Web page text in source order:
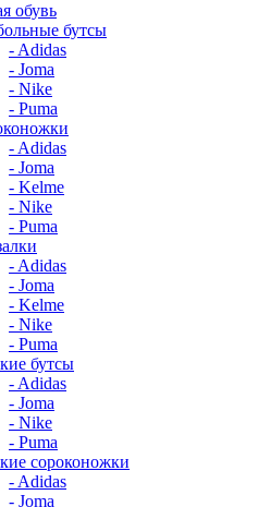
обувь
бутсы
- Adidas
- Joma
- Nike
- Puma
- Adidas
- Joma
- Kelme
- Nike
- Puma
- Adidas
- Joma
- Kelme
- Nike
- Puma
бутсы
- Adidas
- Joma
- Nike
- Puma
сороконожки
- Adidas
- Joma